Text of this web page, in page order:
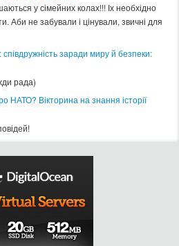
у сімейних колах!!! Іх необхідно
Аби не забували і цінували, звичні для
заради миру й безпеки:
рада)
НАТО? Вікторина на знання історії